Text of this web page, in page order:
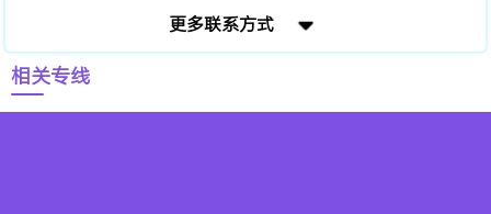
更多联系方式
相关专线